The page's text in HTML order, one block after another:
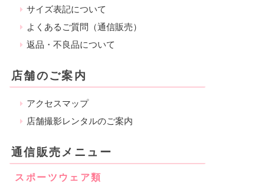
サイズ表記について
よくあるご質問（通信販売）
返品・不良品について
店舗のご案内
アクセスマップ
店舗撮影レンタルのご案内
通信販売メニュー
スポーツウェア類